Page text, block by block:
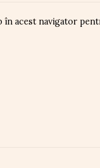
în acest navigator